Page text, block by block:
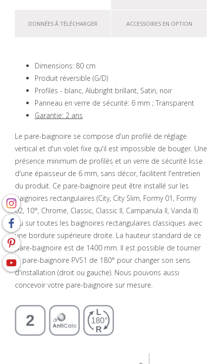
DONNÉES À TÉLÉCHARGER ACCESSOIRES EN OPTION
Dimensions: 80 cm
Produit réversible (G/D)
Profilés - blanc, Alubright brillant, Satin, noir
Panneau en verre de sécurité: 6 mm ; Transparent
Garantie: 2 ans
Le pare-baignoire se compose d'un profilé de réglage
vertical et d'un volet fixe qu'il est impossible de bouger. Une
présence minimum de profilés et un verre de sécurité lisse
d'une épaisseur de 6 mm, sans décor, facilitent l'entretien
du produit. Ce pare-baignoire peut être installé sur les
baignoires rectangulaires (City, City Slim, Formy 01, Formy
02, 10°, Chrome, Classic, Classic II, Campanula II, Vanda II)
ou sur toutes les baignoires rectangulaires classiques avec
une bordure supérieure droite. La hauteur standard de ce
pare-baignoire est de 1400 mm. Il est possible de tourner
le pare-baignoire PVS1 de 180° pour changer son sens
d'installation (droit ou gauche). Nous pouvons aussi
concevoir votre pare-baignoire sur mesure.